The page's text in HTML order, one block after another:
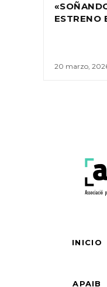
ESTRENO
20 marzo,
INICIO
APAIB